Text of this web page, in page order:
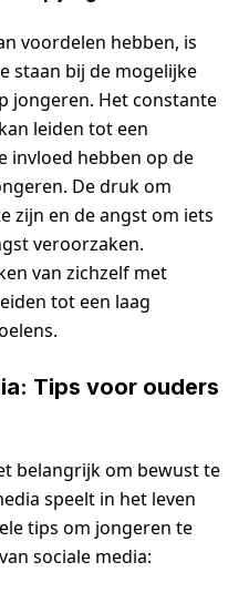
voordelen hebben, is
staan bij de mogelijke
jongeren. Het constante
leiden tot een
invloed hebben op de
De druk om
zijn en de angst om iets
veroorzaken.
van zichzelf met
tot een laag
Tips voor ouders
belangrijk om bewust te
speelt in het leven
tips om jongeren te
sociale media: